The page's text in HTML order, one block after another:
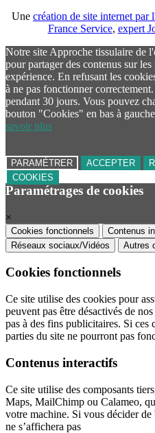
Une création de site internet
France Service, expert
Notre site Approche tissulaire de
pour partager des contenus sur
expérience. En refusant les
à ne pas fonctionner
pendant 30 jours. Vous pouvez
bouton "Cookies" en bas à
savoir plus
PARAMÉTRER ACCEPTER
COOKIES
Paramétrages de cookies
×
Cookies fonctionnels
Contenus
Réseaux sociaux/Vidéos
Autres
Cookies fonctionnels
Ce site utilise des cookies pour
peuvent pas être désactivés de
pas à des fins publicitaires. Si ces
parties du site ne pourront pas
Contenus interactifs
Ce site utilise des composants
Maps, MailChimp ou Calameo,
votre machine. Si vous décider
ne s’affichera pas